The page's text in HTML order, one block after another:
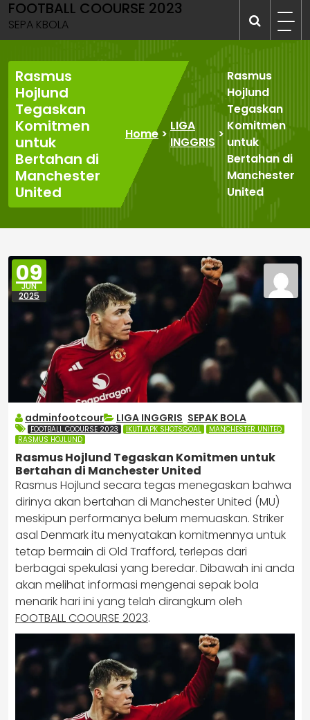
Skip
to
content
FOOTBALL COOURSE 2023
SEPA KBOLA
Rasmus
Hojlund
Tegaskan
Komitmen
untuk
Bertahan di
Manchester
United
Home >
LIGA
INGGRIS
>
Rasmus
Hojlund
Tegaskan
Komitmen
untuk
Bertahan di
Manchester
United
09
JUN
2025
adminfootcour LIGA INGGRIS SEPAK BOLA
FOOTBALL COOURSE 2023 IKUTI APK SHOTSGOAL
MANCHESTER UNITED
RASMUS HOJLUND
Rasmus Hojlund Tegaskan Komitmen untuk
Bertahan di Manchester United
Rasmus Hojlund secara tegas menegaskan bahwa
dirinya akan bertahan di Manchester United (MU)
meskipun performanya belum memuaskan. Striker
asal Denmark itu menyatakan komitmennya untuk
tetap bermain di Old Trafford, terlepas dari
berbagai spekulasi yang beredar. Dibawah ini anda
akan melihat informasi mengenai sepak bola
menarik hari ini yang telah dirangkum oleh
FOOTBALL COOURSE 2023.